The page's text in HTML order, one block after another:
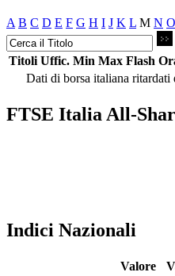
A B C D E F G H I J K L M N O
Titoli Uffic. Min Max Flash
Dati di borsa italiana ritardati
FTSE Italia All-
Indici Nazionali
Valore